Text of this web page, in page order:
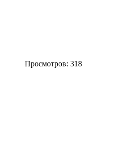
Просмотров: 318